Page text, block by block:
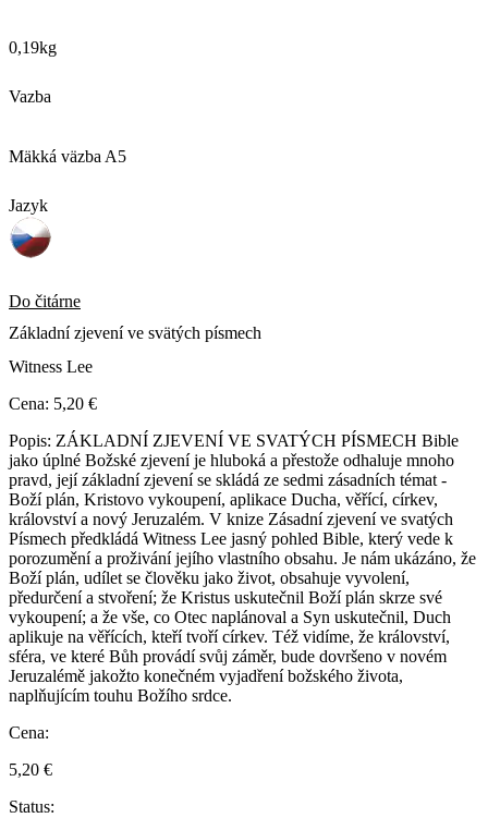
0,19kg
Vazba
Mäkká väzba A5
Jazyk
Do čitárne
Základní zjevení ve svätých písmech
Witness Lee
Cena: 5,20 €
Popis: ZÁKLADNÍ ZJEVENÍ VE SVATÝCH PÍSMECH Bible
jako úplné Božské zjevení je hluboká a přestože odhaluje mnoho
pravd, její základní zjevení se skládá ze sedmi zásadních témat -
Boží plán, Kristovo vykoupení, aplikace Ducha, věřící, církev,
království a nový Jeruzalém. V knize Zásadní zjevení ve svatých
Písmech předkládá Witness Lee jasný pohled Bible, který vede k
porozumění a proživání jejího vlastního obsahu. Je nám ukázáno, že
Boží plán, udílet se člověku jako život, obsahuje vyvolení,
předurčení a stvoření; že Kristus uskutečnil Boží plán skrze své
vykoupení; a že vše, co Otec naplánoval a Syn uskutečnil, Duch
aplikuje na věřících, kteří tvoří církev. Též vidíme, že království,
sféra, ve které Bůh provádí svůj záměr, bude dovršeno v novém
Jeruzalémě jakožto konečném vyjadření božského života,
naplňujícím touhu Božího srdce.
Cena:
5,20 €
Status: